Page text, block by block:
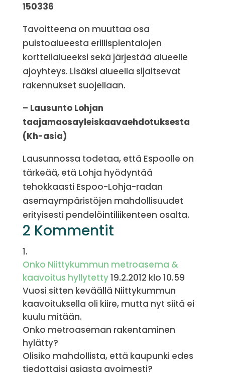
150336
Tavoitteena on muuttaa osa
puistoalueesta erillispientalojen
korttelialueeksi sekä järjestää alueelle
ajoyhteys. Lisäksi alueella sijaitsevat
rakennukset suojellaan.
– Lausunto Lohjan
taajamaosayleiskaavaehdotuksesta
(Kh-asia)
Lausunnossa todetaa, että Espoolle on
tärkeää, etä Lohja hyödyntää
tehokkaasti Espoo-Lohja-radan
asemaympäristöjen mahdollisuudet
erityisesti pendelöintiliikenteen osalta.
2 Kommentit
Onko Niittykummun metroasema &
kaavoitus hyllytetty19.2.2012 klo 10.59
Vuosi sitten keväällä Niittykummun
kaavoituksella oli kiire, mutta nyt siitä ei
kuulu mitään.
Onko metroaseman rakentaminen
hylätty?
Olisiko mahdollista, että kaupunki edes
tiedottaisi asiasta avoimesti?